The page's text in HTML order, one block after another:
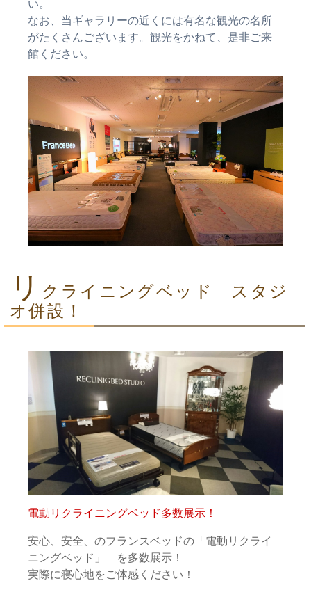
い。
なお、当ギャラリーの近くには有名な観光の名所
がたくさんございます。観光をかねて、是非ご来
館ください。
リ
クライニングベッド スタジ
オ併設！
電動リクライニングベッド多数展示！
安心、安全、のフランスベッドの「電動リクライ
ニングベッド」 を多数展示！
実際に寝心地をご体感ください！